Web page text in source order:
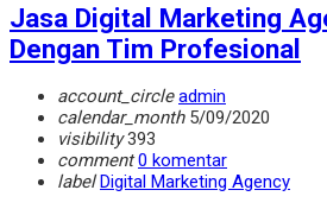
Jasa Digital Marketing
Dengan Tim Profesional
account_circle admin
calendar_month5/09/2020
visibility393
comment 0 komentar
label Digital Marketing Agency